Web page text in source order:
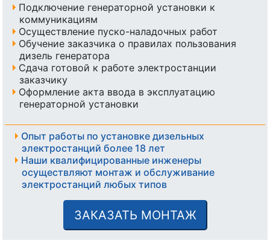
Подключение генераторной установки к
коммуникациям
Осуществление пуско-наладочных работ
Обучение заказчика о правилах пользования
дизель генератора
Сдача готовой к работе электростанции
заказчику
Оформление акта ввода в эксплуатацию
генераторной установки
Опыт работы по установке дизельных
электростанций более 18 лет
Наши квалифицированные инженеры
осуществляют монтаж и обслуживание
электростанций любых типов
ЗАКАЗАТЬ МОНТАЖ